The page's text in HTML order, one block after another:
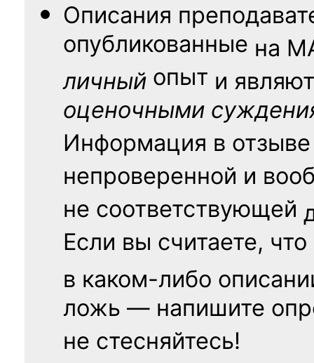
Описания
опубликованные на
личный опыт и
оценочными
Информация в
непроверенной и
не соответствующей
Если вы считаете, что
в каком-либо
ложь — напишите
не стесняйтесь!